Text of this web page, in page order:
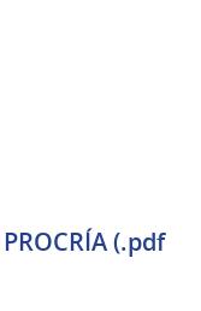
(.pdf